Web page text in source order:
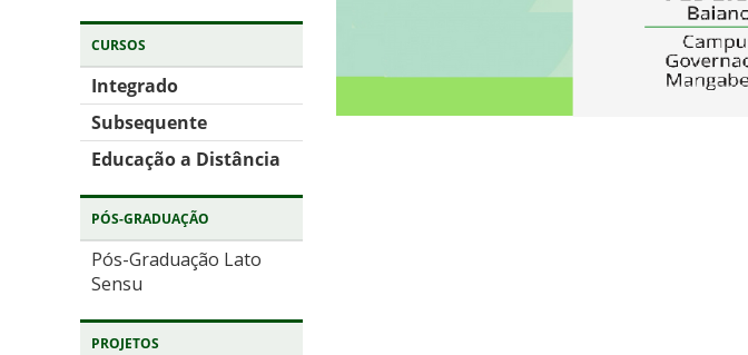
CURSOS
Integrado
Subsequente
Educação a Distância
PÓS-GRADUAÇÃO
Pós-Graduação Lato
Sensu
PROJETOS